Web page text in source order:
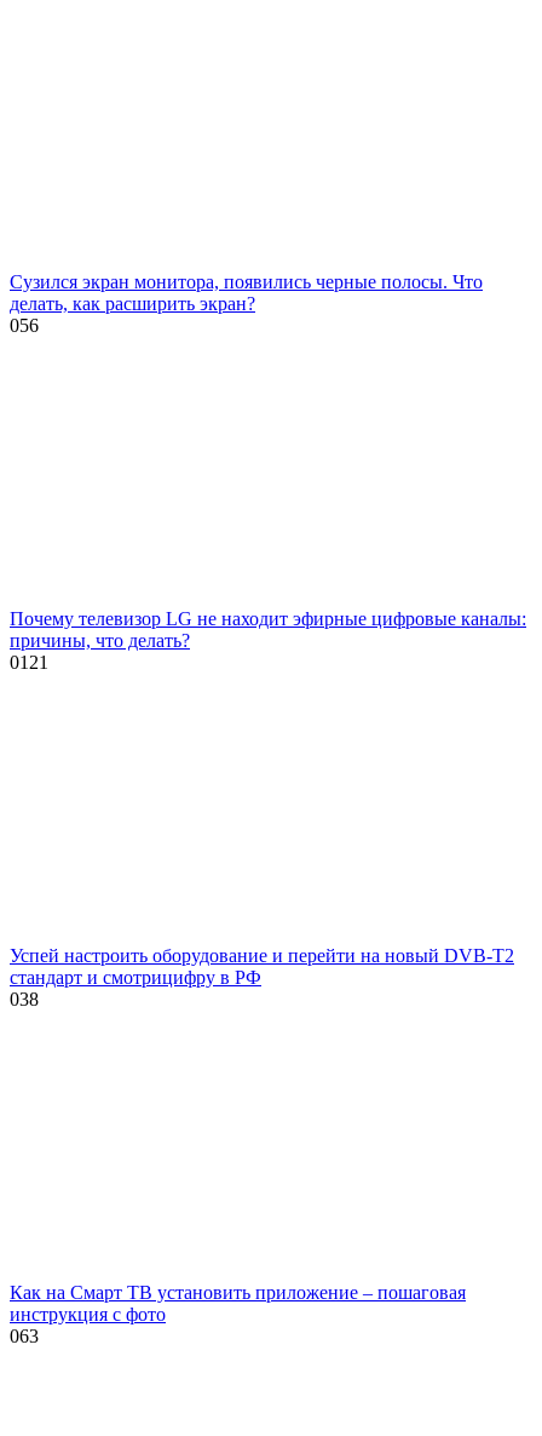
Сузился экран монитора, появились черные полосы. Что
делать, как расширить экран?
056
Почему телевизор LG не находит эфирные цифровые каналы:
причины, что делать?
0121
Успей настроить оборудование и перейти на новый DVB-T2
стандарт и смотрицифру в РФ
038
Как на Смарт ТВ установить приложение – пошаговая
инструкция с фото
063